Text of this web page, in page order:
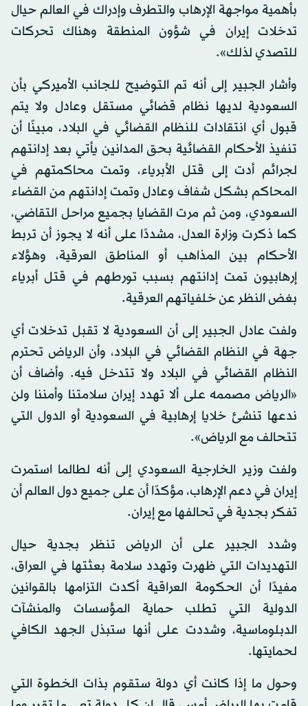
بأهمية مواجهة الإرهاب والتطرف وإدراك في العالم حيال
تدخلات إيران في شؤون المنطقة وهناك تحركات
للتصدي لذلك».
وأشار الجبير إلى أنه تم التوضيح للجانب الأميركي بأن
السعودية لديها نظام قضائي مستقل وعادل ولا يتم
قبول أي انتقادات للنظام القضائي في البلاد، مبينًا أن
تنفيذ الأحكام القضائية بحق المدانين يأتي بعد إدانتهم
لجرائم أدت إلى قتل الأبرياء، وتمت محاكمتهم في
المحاكم بشكل شفاف وعادل وتمت إدانتهم من القضاء
السعودي، ومن ثم مرت القضايا بجميع مراحل التقاضي،
كما ذكرت وزارة العدل، مشددًا على أنه لا يجوز أن تربط
الأحكام بين المذاهب أو المناطق العرقية، وهؤلاء
إرهابيون تمت إدانتهم بسبب تورطهم في قتل أبرياء
بغض النظر عن خلفياتهم العرقية.
ولفت عادل الجبير إلى أن السعودية لا تقبل تدخلات أي
جهة في النظام القضائي في البلاد، وأن الرياض تحترم
النظام القضائي في البلاد ولا تتدخل فيه. وأضاف أن
«الرياض مصممه على ألا تهدد إيران سلامتنا وأمننا ولن
ندعها تنشئ خلايا إرهابية في السعودية أو الدول التي
تتحالف مع الرياض».
ولفت وزير الخارجية السعودي إلى أنه لطالما استمرت
إيران في دعم الإرهاب، مؤكدًا أن على جميع دول العالم أن
تفكر بجدية في تحالفها مع إيران.
وشدد الجبير على أن الرياض تنظر بجدية حيال
التهديدات التي ظهرت وتهدد سلامة بعثتها في العراق،
مفيدًا أن الحكومة العراقية أكدت التزامها بالقوانين
الدولية التي تطلب حماية المؤسسات والمنشآت
الدبلوماسية، وشددت على أنها ستبذل الجهد الكافي
لحمايتها.
وحول ما إذا كانت أي دولة ستقوم بذات الخطوة التي